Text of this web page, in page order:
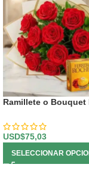
Ramillete o Bouquet
USD$75,03
SELECCIONAR